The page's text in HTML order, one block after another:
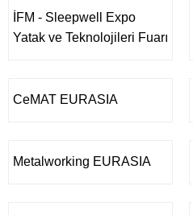
İFM - Sleepwell Expo
Yatak ve Teknolojileri Fuarı
CeMAT EURASIA
Metalworking EURASIA